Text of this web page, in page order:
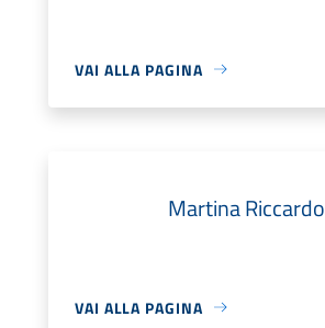
VAI ALLA PAGINA
Martina Riccardo
VAI ALLA PAGINA